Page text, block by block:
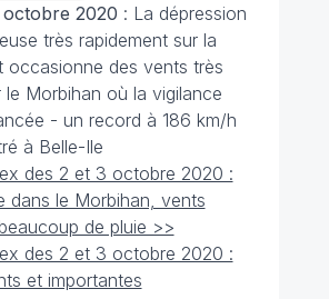
octobre 2020 : La dépression
très rapidement sur la
occasionne des vents très
le Morbihan où la vigilance
- un record à 186 km/h
à Belle-Ile
des 2 et 3 octobre 2020 :
dans le Morbihan, vents
de pluie >>
des 2 et 3 octobre 2020 :
et importantes